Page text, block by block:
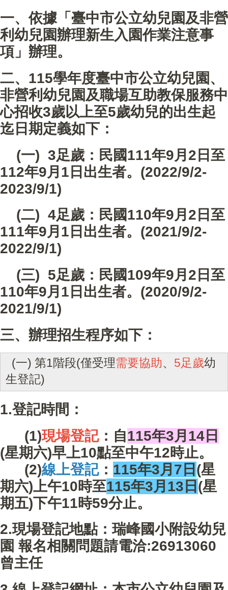
一、依據「臺中市公立幼兒園及非營
利幼兒園辦理新生入園作業注意事
項」辦理。
二、115學年度臺中市公立幼兒園、
非營利幼兒園及職場互助教保服務中
心招收3歲以上至5歲幼兒的出生起
迄日期定義如下：
(一) 3足歲：民國111年9月2日至
112年9月1日出生者。(2022/9/2-
2023/9/1)
(二) 4足歲：民國110年9月2日至
111年9月1日出生者。(2021/9/2-
2022/9/1)
(三) 5足歲：民國109年9月2日至
110年9月1日出生者。(2020/9/2-
2021/9/1)
三、辦理招生程序如下：
(一) 第1階段(僅受理需要協助、 5足歲幼
生登記)
1.登記時間：
(1)現場登記：自115年3月14日
(星期六)早上10點至中午12時止。
(2)線上登記： 115年3月7日 (星
期六)上午10時至115年3月13日 (星
期五)下午11時59分止。
2.現場登記地點：瑞峰國小附設幼兒
園 報名相關問題請電洽:26913060
曾主任